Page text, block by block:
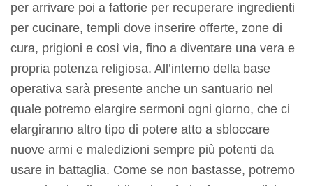
per arrivare poi a fattorie per recuperare ingredienti
per cucinare, templi dove inserire offerte, zone di
cura, prigioni e così via, fino a diventare una vera e
propria potenza religiosa. All’interno della base
operativa sarà presente anche un santuario nel
quale potremo elargire sermoni ogni giorno, che ci
elargiranno altro tipo di potere atto a sbloccare
nuove armi e maledizioni sempre più potenti da
usare in battaglia. Come se non bastasse, potremo